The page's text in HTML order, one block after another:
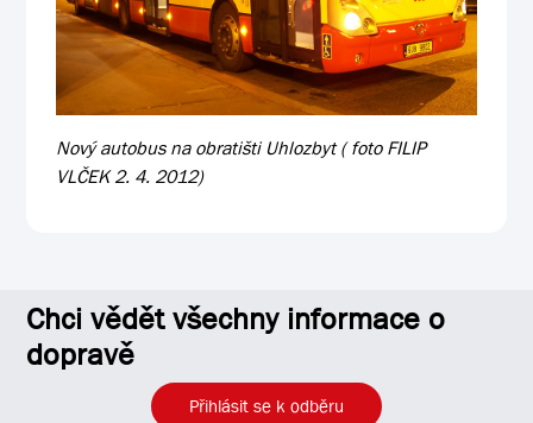
Nový autobus na obratišti Uhlozbyt ( foto FILIP
VLČEK 2. 4. 2012)
Chci vědět všechny informace o
dopravě
Přihlásit se k odběru